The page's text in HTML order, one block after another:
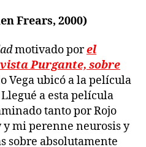
Frears, 2000)
motivado porel
Purgante, sobre
Vega ubicó a la película
a esta película
tanto por Rojo
mi perenne neurosis y
sobre absolutamente